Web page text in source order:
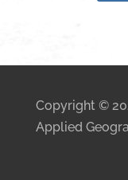
Copyright ©
Applied